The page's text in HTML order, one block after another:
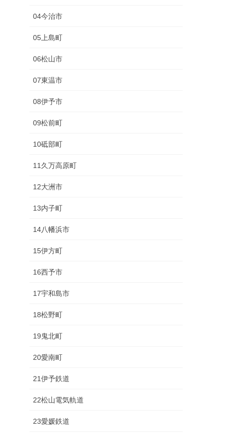
04今治市
05上島町
06松山市
07東温市
08伊予市
09松前町
10砥部町
11久万高原町
12大洲市
13内子町
14八幡浜市
15伊方町
16西予市
17宇和島市
18松野町
19鬼北町
20愛南町
21伊予鉄道
22松山電気軌道
23愛媛鉄道